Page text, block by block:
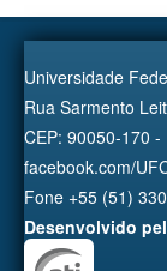
Universidade
Rua Sarmento
CEP: 90050-170
facebook.com/
Fone +55 (51)
Desenvolvido